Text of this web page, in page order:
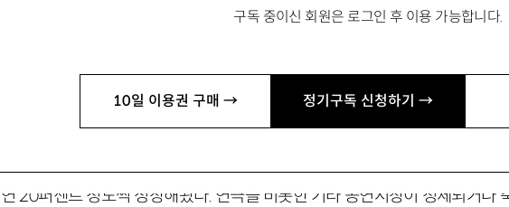
구독 중이신 회원은 로그인 후 이용 가능합니다.
10일 이용권 구매 → 정기구독 신청하기 →
뮤지컬 붐, 아직 따지 않은 샴페인
스러운 헤드카피로 뮤지컬시장의 성장을 알렸다. 새삼스러운 일은 아니다.
연 20퍼센트 정도씩 성장해왔다. 연극을 비롯한 기타 공연시장이 정체되거나